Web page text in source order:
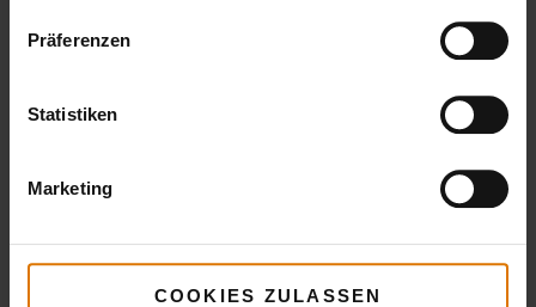
Präferenzen
Statistiken
Marketing
COOKIES ZULASSEN
LIEBER DOCH